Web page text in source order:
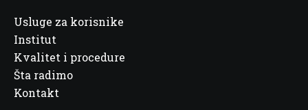
Usluge za korisnike
Institut
Kvalitet i procedure
Šta radimo
Kontakt